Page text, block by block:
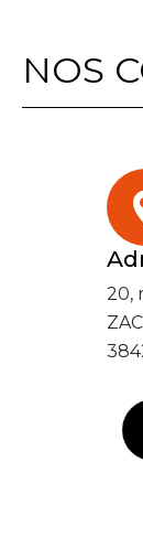
NOS
20,